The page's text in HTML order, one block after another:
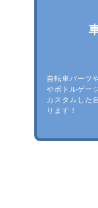
自転車パーツ
やボトルゲー
カスタムした
ります！